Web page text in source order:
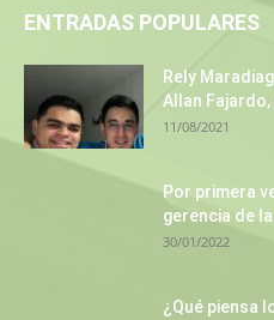
ENTRADAS POPULARES
Rely
Allan
11/08/2021
Por primera
gerencia de la
30/01/2022
¿Qué piensa